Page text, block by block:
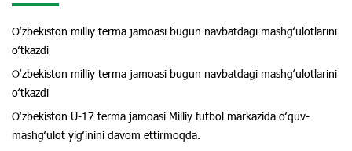
Oʻzbekiston milliy terma jamoasi bugun navbatdagi mashgʻulotlarini
oʻtkazdi
Oʻzbekiston milliy terma jamoasi bugun navbatdagi mashgʻulotlarini
oʻtkazdi
Oʻzbekiston U-17 terma jamoasi Milliy futbol markazida oʻquv-
mashgʻulot yigʻinini davom ettirmoqda.